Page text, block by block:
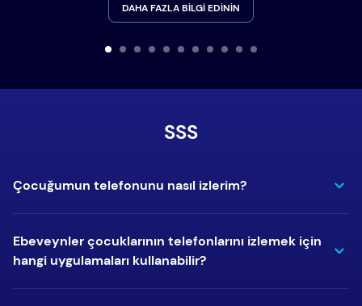
DAHA FAZLA BILGI EDININ
SSS
Çocuğumun telefonunu nasıl izlerim?
Ebeveynler çocuklarının telefonlarını izlemek için
hangi uygulamaları kullanabilir?